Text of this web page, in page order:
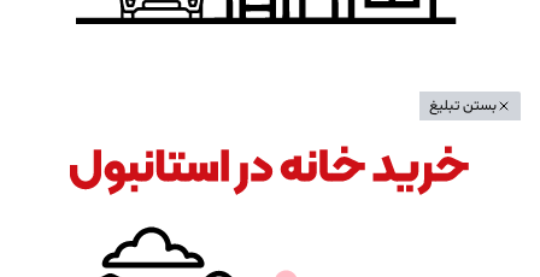
بستن تبلیغ